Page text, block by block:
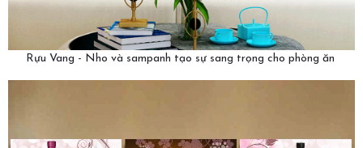
Rựu Vang - Nho và sampanh tạo sự sang trọng cho phòng ăn